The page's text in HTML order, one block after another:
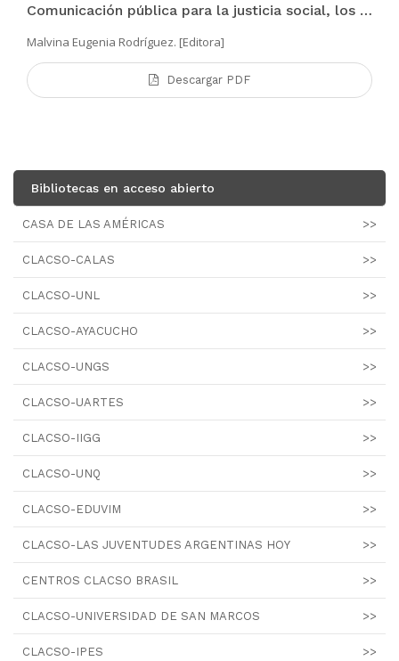
Comunicación pública para la justicia social, los derechos humanos y el desarrollo territorial en la era digital
Malvina Eugenia Rodríguez. [Editora]
Descargar PDF
Bibliotecas en acceso abierto
CASA DE LAS AMÉRICAS >>
CLACSO-CALAS >>
CLACSO-UNL >>
CLACSO-AYACUCHO >>
CLACSO-UNGS >>
CLACSO-UARTES >>
CLACSO-IIGG >>
CLACSO-UNQ >>
CLACSO-EDUVIM >>
CLACSO-LAS JUVENTUDES ARGENTINAS HOY >>
CENTROS CLACSO BRASIL >>
CLACSO-UNIVERSIDAD DE SAN MARCOS >>
CLACSO-IPES >>